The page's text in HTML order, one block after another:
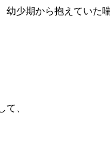
少期から抱えていた
、